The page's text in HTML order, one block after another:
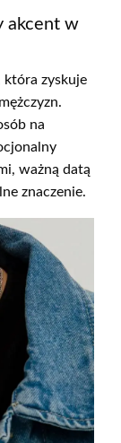
akcent w
która zyskuje
na
ważną datą
znaczenie.